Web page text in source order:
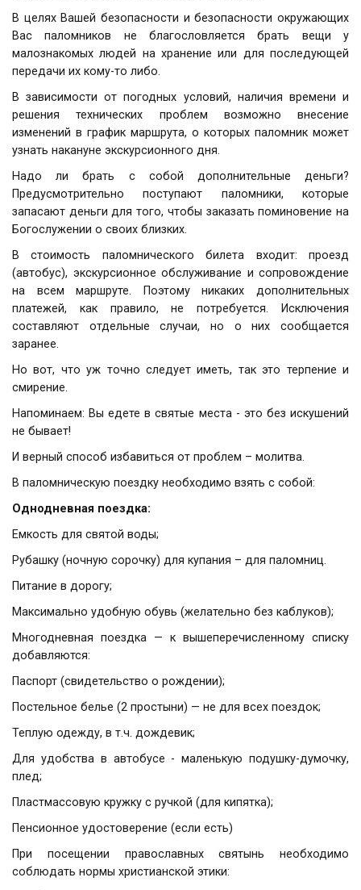
В целях Вашей безопасности и безопасности окружающих
Вас паломников не благословляется брать вещи у
малознакомых людей на хранение или для последующей
передачи их кому-то либо.
В зависимости от погодных условий, наличия времени и
решения технических проблем возможно внесение
изменений в график маршрута, о которых паломник может
узнать накануне экскурсионного дня.
Надо ли брать с собой дополнительные деньги?
Предусмотрительно поступают паломники, которые
запасают деньги для того, чтобы заказать поминовение на
Богослужении о своих близких.
В стоимость паломнического билета входит: проезд
(автобус), экскурсионное обслуживание и сопровождение
на всем маршруте. Поэтому никаких дополнительных
платежей, как правило, не потребуется. Исключения
составляют отдельные случаи, но о них сообщается
заранее.
Но вот, что уж точно следует иметь, так это терпение и
смирение.
Напоминаем: Вы едете в святые места - это без искушений
не бывает!
И верный способ избавиться от проблем – молитва.
В паломническую поездку необходимо взять с собой:
Однодневная поездка:
Емкость для святой воды;
Рубашку (ночную сорочку) для купания – для паломниц.
Питание в дорогу;
Максимально удобную обувь (желательно без каблуков);
Многодневная поездка — к вышеперечисленному списку
добавляются:
Паспорт (свидетельство о рождении);
Постельное белье (2 простыни) — не для всех поездок;
Теплую одежду, в т.ч. дождевик;
Для удобства в автобусе - маленькую подушку-думочку,
плед;
Пластмассовую кружку с ручкой (для кипятка);
Пенсионное удостоверение (если есть)
При посещении православных святынь необходимо
соблюдать нормы христианской этики: